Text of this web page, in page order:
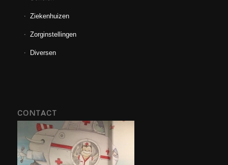
Ziekenhuizen
Zorginstellingen
Diversen
CONTACT